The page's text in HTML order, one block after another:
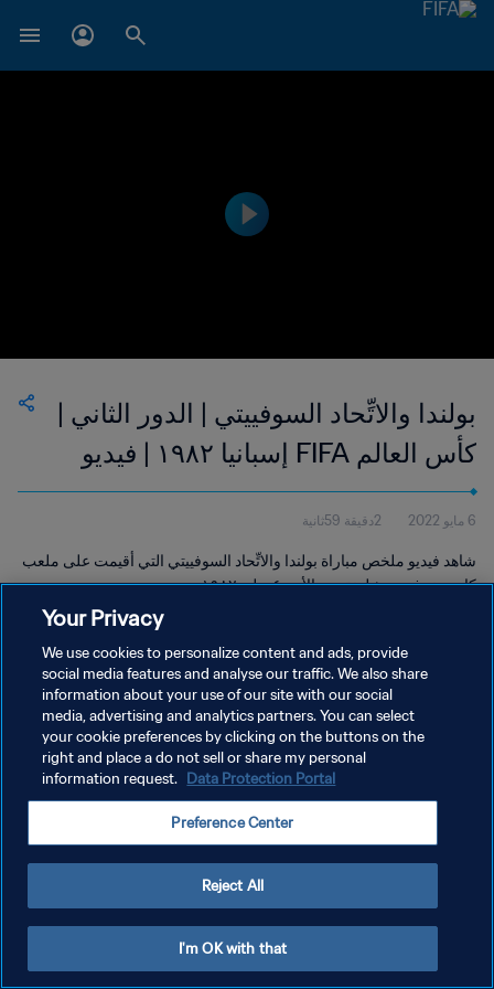
بولندا والاتِّحاد السوفييتي | الدور الثاني |
كأس العالم FIFA إسبانيا ١٩٨٢ | فيديو
ملخص
6 مايو 2022 2دقيقة 59ثانية
شاهد فيديو ملخص مباراة بولندا والاتِّحاد السوفييتي التي أقيمت على ملعب
كامب نو في برشلونة يوم الأحد ٤ يوليو ١٩٨٢.
سياسة الخصوصية
إدارة تفضيلات ملفات تعريف الارتباط
Your Privacy
We use cookies to personalize content and ads, provide
social media features and analyse our traffic. We also share
information about your use of our site with our social
media, advertising and analytics partners. You can select
your cookie preferences by clicking on the buttons on the
right and place a do not sell or share my personal
information request. Data Protection Portal
Preference Center
Reject All
I'm OK with that